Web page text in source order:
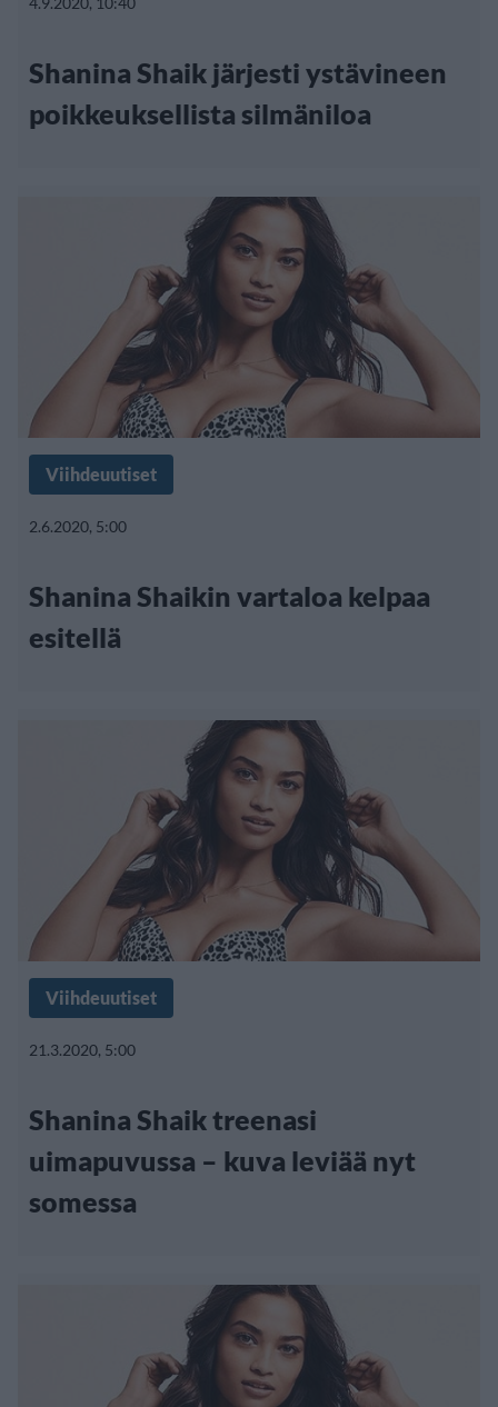
Shanina Shaik järjesti ystävineen
poikkeuksellista silmäniloa
Viihdeuutiset
2.6.2020, 5:00
Shanina Shaikin vartaloa kelpaa
esitellä
Viihdeuutiset
21.3.2020, 5:00
Shanina Shaik treenasi
uimapuvussa – kuva leviää nyt
somessa